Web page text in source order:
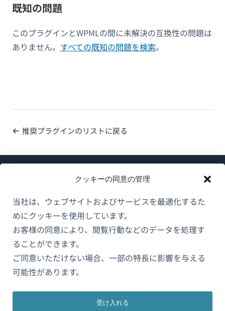
クッキーの同意の管理
当社は、ウェブサイトおよびサービスを最適化するた
めにクッキーを使用しています。
お客様の同意により、閲覧行動などのデータを処理す
ることができます。
ご同意いただけない場合、一部の特長に影響を与える
可能性があります。
受け入れる
既知の問題
このプラグインとWPMLの間に未解決の互換性の問題は
ありません。 すべての既知の問題を検索。
推奨プラグインのリストに戻る
WPMLについて
GDPRおよびプライバシーポリシー
チームに参加（新
し
い
し
い
し